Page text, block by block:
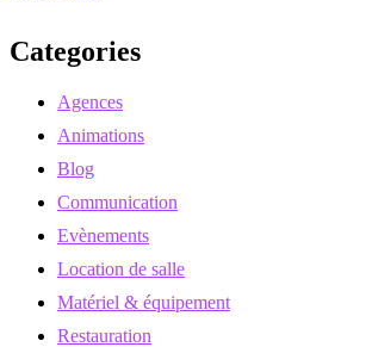
Categories
Agences
Animations
Blog
Communication
Evènements
Location de salle
Matériel & équipement
Restauration